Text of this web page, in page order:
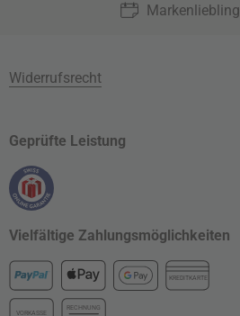
Markenliebling
Widerrufsrecht
Geprüfte Leistung
Vielfältige Zahlungsmöglichkeiten
KREDITKARTE
VORKASSE
RECHNUNG